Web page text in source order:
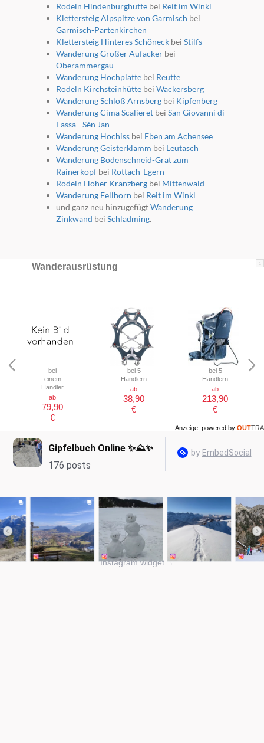
Rodeln Hindenburghüttebei Reit im Winkl
Klettersteig Alpspitze von Garmisch bei
Garmisch-Partenkirchen
Klettersteig Hinteres Schöneckbei Stilfs
Wanderung Großer Aufackerbei
Oberammergau
Wanderung Hochplattebei Reutte
Rodeln Kirchsteinhüttebei Wackersberg
Wanderung Schloß Arnsbergbei Kipfenberg
Wanderung Cima Scalieretbei San Giovanni di
Fassa - Sèn Jan
Wanderung Hochissbei Eben am Achensee
Wanderung Geisterklamm bei Leutasch
Wanderung Bodenschneid-Grat zum
Rainerkopfbei Rottach-Egern
Rodeln Hoher Kranzbergbei Mittenwald
Wanderung Fellhorn bei Reit im Winkl
und ganz neu hinzugefügtWanderung
Zinkwand bei Schladming.
i
Wanderausrüstung
bei
einem
Händler
ab
79,90
€
bei 5
Händlern
ab
38,90
€
bei 5
Händlern
ab
213,90
€
Anzeige, powered by OUTTRA
Instagram widget →